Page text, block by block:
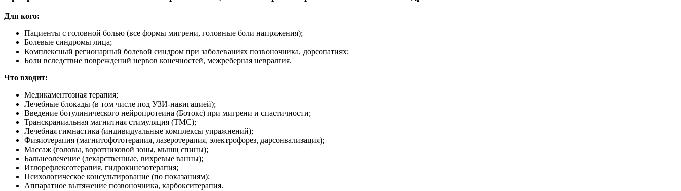
Для кого:
Пациенты с головной болью (все формы мигрени, головные боли напряжения);
Болевые синдромы лица;
Комплексный регионарный болевой синдром при заболеваниях позвоночника, дорсопатиях;
Боли вследствие повреждений нервов конечностей, межреберная невралгия.
Что входит:
Медикаментозная терапия;
Лечебные блокады (в том числе под УЗИ-навигацией);
Введение ботулинического нейропротеина (Ботокс) при мигрени и спастичности;
Транскраниальная магнитная стимуляция (ТМС);
Лечебная гимнастика (индивидуальные комплексы упражнений);
Физиотерапия (магнитофототерапия, лазеротерапия, электрофорез, дарсонвализация);
Массаж (головы, воротниковой зоны, мышц спины);
Бальнеолечение (лекарственные, вихревые ванны);
Иглорефлексотерапия, гидрокинезотерапия;
Психологическое консультирование (по показаниям);
Аппаратное вытяжение позвоночника, карбокситерапия.